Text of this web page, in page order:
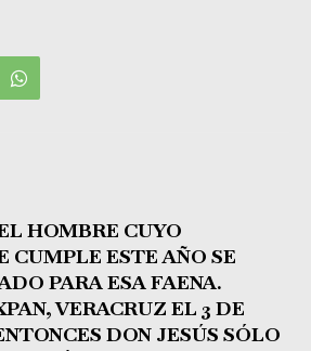
HOMBRE CUYO
CUMPLE ESTE AÑO SE
PARA ESA FAENA.
VERACRUZ EL 3 DE
DON JESÚS SÓLO